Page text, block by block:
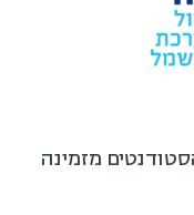
מזמינה